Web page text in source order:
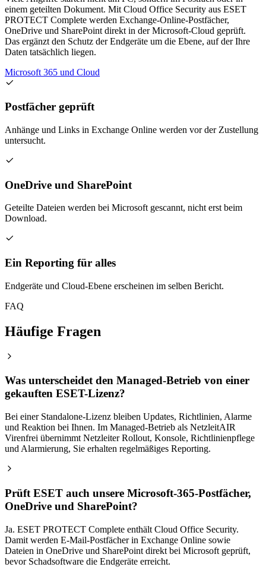
einem geteilten Dokument. Mit Cloud Office Security aus ESET
PROTECT Complete werden Exchange-Online-Postfächer,
OneDrive und SharePoint direkt in der Microsoft-Cloud geprüft.
Das ergänzt den Schutz der Endgeräte um die Ebene, auf der Ihre
Daten tatsächlich liegen.
Microsoft 365 und Cloud
Postfächer geprüft
Anhänge und Links in Exchange Online werden vor der Zustellung
untersucht.
OneDrive und SharePoint
Geteilte Dateien werden bei Microsoft gescannt, nicht erst beim
Download.
Ein Reporting für alles
Endgeräte und Cloud-Ebene erscheinen im selben Bericht.
FAQ
Häufige Fragen
Was unterscheidet den Managed-Betrieb von einer
gekauften ESET-Lizenz?
Bei einer Standalone-Lizenz bleiben Updates, Richtlinien, Alarme
und Reaktion bei Ihnen. Im Managed-Betrieb als NetzleitAIR
Virenfrei übernimmt Netzleiter Rollout, Konsole, Richtlinienpflege
und Alarmierung, Sie erhalten regelmäßiges Reporting.
Prüft ESET auch unsere Microsoft-365-Postfächer,
OneDrive und SharePoint?
Ja. ESET PROTECT Complete enthält Cloud Office Security.
Damit werden E-Mail-Postfächer in Exchange Online sowie
Dateien in OneDrive und SharePoint direkt bei Microsoft geprüft,
bevor Schadsoftware die Endgeräte erreicht.